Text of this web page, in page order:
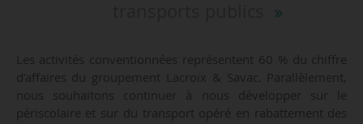
Les activités conventionnées représentent 60 % du chiffre
d’affaires du groupement Lacroix & Savac. Parallèlement,
nous souhaitons continuer à nous développer sur le
périscolaire et sur du transport opéré en rabattement des